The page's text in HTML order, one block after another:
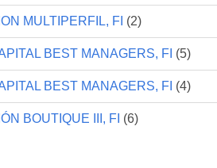
MULTIPERFIL, FI (2)
BEST MANAGERS, FI (5)
BEST MANAGERS, FI (4)
BOUTIQUE III, FI (6)